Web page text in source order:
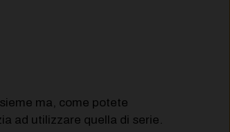
ma, come potete
ad utilizzare quella di serie.